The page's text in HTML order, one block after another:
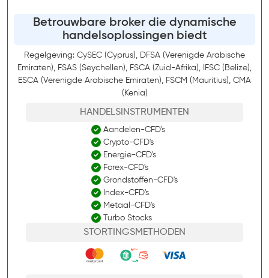
Betrouwbare broker die dynamische
handelsoplossingen biedt
Regelgeving: CySEC (Cyprus), DFSA (Verenigde Arabische
Emiraten), FSAS (Seychellen), FSCA (Zuid-Afrika), IFSC (Belize),
ESCA (Verenigde Arabische Emiraten), FSCM (Mauritius), CMA
(Kenia)
HANDELSINSTRUMENTEN
Aandelen-CFD's
Crypto-CFD's
Energie-CFD's
Forex-CFD's
Grondstoffen-CFD's
Index-CFD's
Metaal-CFD's
Turbo Stocks
STORTINGSMETHODEN